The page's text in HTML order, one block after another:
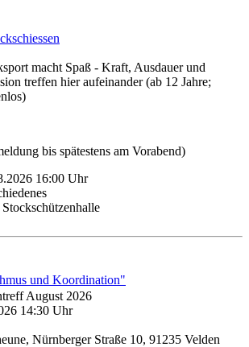
macht Spaß - Kraft, Ausdauer und
treffen hier aufeinander (ab 12 Jahre;
bis spätestens am Vorabend)
16:00 Uhr
und Koordination"
14:30 Uhr
Nürnberger Straße 10, 91235 Velden